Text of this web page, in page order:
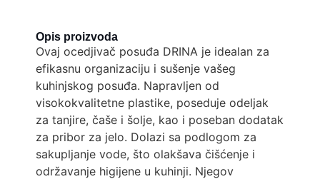
Opis proizvoda
Ovaj ocedjivač posuđa DRINA je idealan za
efikasnu organizaciju i sušenje vašeg
kuhinjskog posuđa. Napravljen od
visokokvalitetne plastike, poseduje odeljak
za tanjire, čaše i šolje, kao i poseban dodatak
za pribor za jelo. Dolazi sa podlogom za
sakupljanje vode, što olakšava čišćenje i
održavanje higijene u kuhinji. Njegov